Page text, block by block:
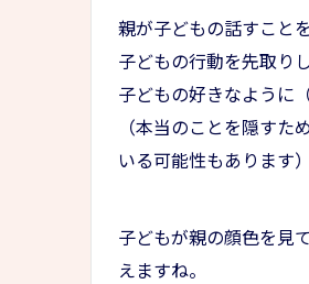
親が子どもの話すこと
子どもの行動を先取り
子どもの好きなように
（本当のことを隠す
いる可能性もあります）
子どもが親の顔色を見
えますね。